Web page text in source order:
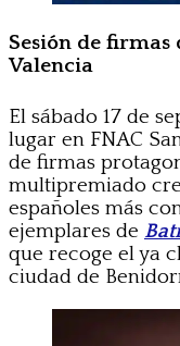
Sesión de firmas
Valencia
El sábado 17 de
lugar en FNAC
de firmas
multipremiado
españoles más
ejemplares de
que recoge el ya
ciudad de